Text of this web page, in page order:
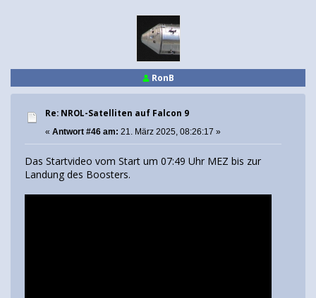
RonB
Re: NROL-Satelliten auf Falcon 9
« Antwort #46 am: 21. März 2025, 08:26:17 »
Das Startvideo vom Start um 07:49 Uhr MEZ bis zur
Landung des Boosters.